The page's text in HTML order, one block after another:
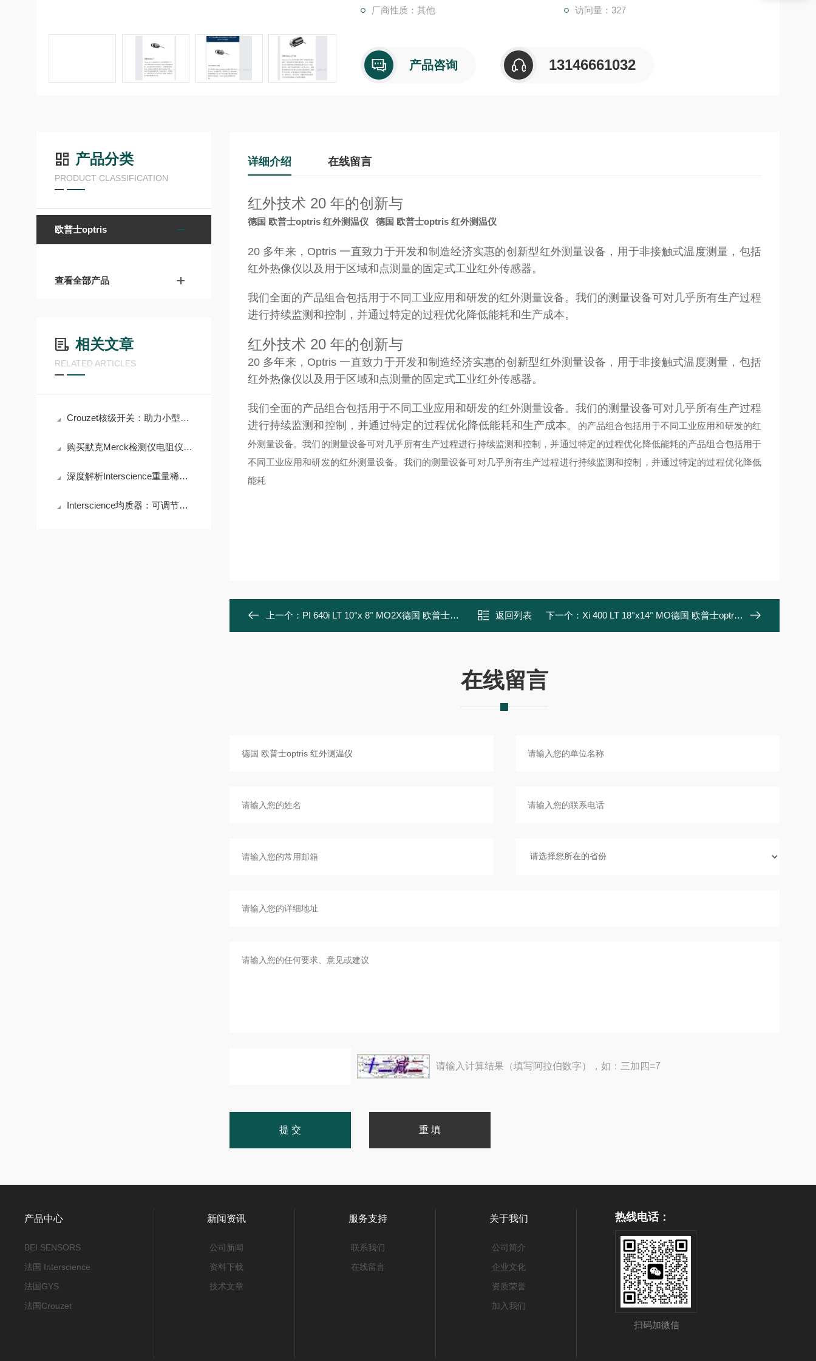
外测温仪
厂商性质：其他 访问量：327
产品咨询 13146661032
产品分类
PRODUCT CLASSIFICATION
欧普士optris
查看全部产品
相关文章
RELATED ARTICLES
Crouzet核级开关：助力小型模块化反应堆安全运行
购买默克Merck检测仪电阻仪前必须了解的术语解析
深度解析Interscience重量稀释器的高精度称重与稀释功能
Interscience均质器：可调节均质时间和力度，满足多样需求
详细介绍 在线留言
红外技术 20 年的创新与
德国 欧普士optris 红外测温仪 德国 欧普士optris 红外测温仪
20 多年来，Optris 一直致力于开发和制造经济实惠的创新型红外测量设备，用于非接触式温度测量，包括
红外热像仪以及用于区域和点测量的固定式工业红外传感器。
我们全面的产品组合包括用于不同工业应用和研发的红外测量设备。我们的测量设备可对几乎所有生产过程
进行持续监测和控制，并通过特定的过程优化降低能耗和生产成本。
红外技术 20 年的创新与
20 多年来，Optris 一直致力于开发和制造经济实惠的创新型红外测量设备，用于非接触式温度测量，包括
红外热像仪以及用于区域和点测量的固定式工业红外传感器。
我们全面的产品组合包括用于不同工业应用和研发的红外测量设备。我们的测量设备可对几乎所有生产过程
进行持续监测和控制，并通过特定的过程优化降低能耗和生产成本。
的产品组合包括用于不同工业应用和研发的红
外测量设备。我们的测量设备可对几乎所有生产过程进行持续监测和控制，并通过特定的过程优化降低能耗的产品组合包括用于
不同工业应用和研发的红外测量设备。我们的测量设备可对几乎所有生产过程进行持续监测和控制，并通过特定的过程优化降低
能耗
上一个： PI 640i LT 10°x 8° MO2X德国 欧普士optris 红外测温仪 返回列表 下一个： Xi 400 LT 18°x14° MO德国 欧普士optris 红外测温仪
在线留言
请输入计算结果（填写阿拉伯数字），如：三加四=7
热线电话：
扫码加微信
产品中心
BEI SENSORS
法国 Interscience
法国GYS
法国Crouzet
新闻资讯
公司新闻
资料下载
技术文章
服务支持
联系我们
在线留言
关于我们
公司简介
企业文化
资质荣誉
加入我们